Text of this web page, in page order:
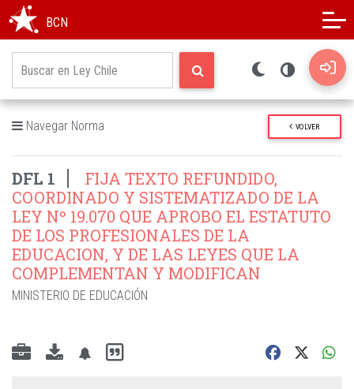
BCN
Navegar Norma VOLVER
DFL 1
FIJA TEXTO REFUNDIDO,
COORDINADO Y SISTEMATIZADO DE LA
LEY Nº 19.070 QUE APROBO EL ESTATUTO
DE LOS PROFESIONALES DE LA
EDUCACION, Y DE LAS LEYES QUE LA
COMPLEMENTAN Y MODIFICAN
MINISTERIO DE EDUCACIÓN